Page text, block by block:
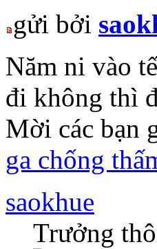
gửi bởi
Năm ni vào
đi không thì
Mời các bạn
ga chống
saokhue
Trưởng